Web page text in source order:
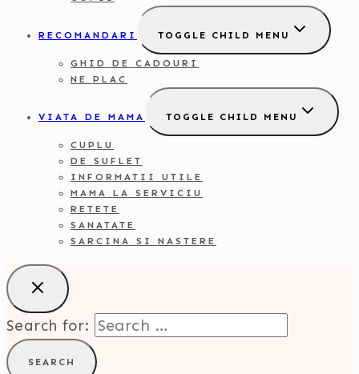
RECOMANDARI TOGGLE CHILD MENU
GHID DE CADOURI
NE PLAC
VIATA DE MAMA TOGGLE CHILD MENU
CUPLU
DE SUFLET
INFORMATII UTILE
MAMA LA SERVICIU
RETETE
SANATATE
SARCINA SI NASTERE
Search for: